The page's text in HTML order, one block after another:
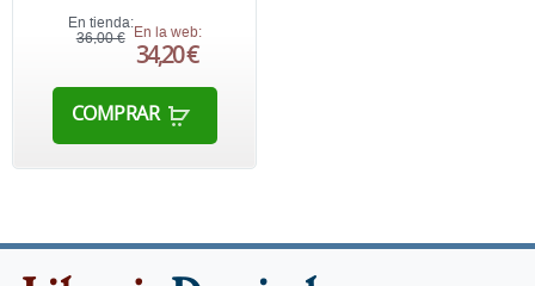
En tienda:
36,00 € En la web:
34,20 €
COMPRAR